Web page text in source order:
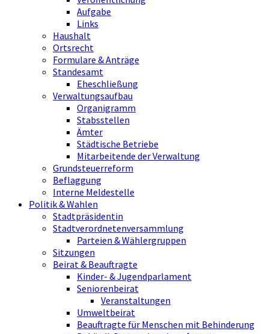
Aufgabe
Links
Haushalt
Ortsrecht
Formulare & Anträge
Standesamt
Eheschließung
Verwaltungsaufbau
Organigramm
Stabsstellen
Ämter
Städtische Betriebe
Mitarbeitende der Verwaltung
Grundsteuerreform
Beflaggung
Interne Meldestelle
Politik & Wahlen
Stadtpräsidentin
Stadtverordnetenversammlung
Parteien & Wählergruppen
Sitzungen
Beirat & Beauftragte
Kinder- & Jugendparlament
Seniorenbeirat
Veranstaltungen
Umweltbeirat
Beauftragte für Menschen mit Behinderung